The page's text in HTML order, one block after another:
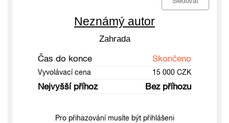
Neznámý autor
Zahrada
Čas do konce Skončeno
Vyvolávací cena 15 000 CZK
Nejvyšší příhoz Bez příhozu
Pro přihazování musíte být přihlášeni